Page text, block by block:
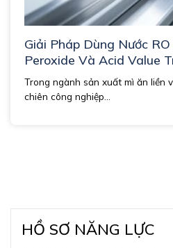
HỒ SƠ NĂNG LỰC
Giải Pháp Dùng Nước
Peroxide Và Acid Value
Xuất Mì Ăn Liền và Thực
Trong ngành sản xuất mì ăn liền
chiên công nghiệp...